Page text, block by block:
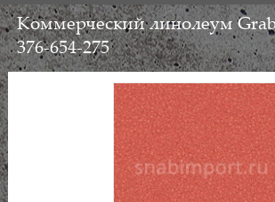
Коммерческий линолеум
376-654-275